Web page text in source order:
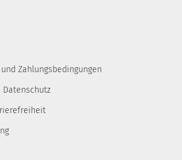
Zahlungsbedingungen
Datenschutz